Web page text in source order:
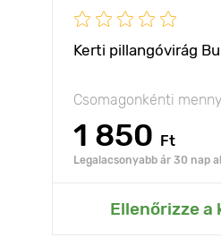
Kerti pillangóvirág
Csomagonkénti
1 850 Ft
Legalacsonyabb ár 30 nap
Ellenőrizze a